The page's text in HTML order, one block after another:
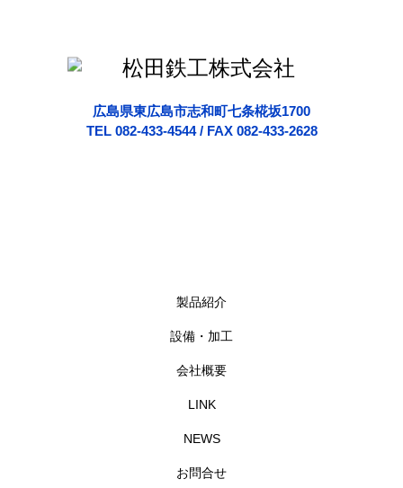
広島県東広島市志和町七条椛坂1700
TEL 082-433-4544 / FAX 082-433-2628
製品紹介
設備・加工
会社概要
LINK
NEWS
お問合せ